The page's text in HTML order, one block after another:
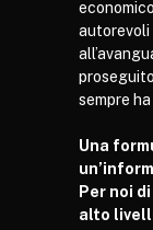
autorevoli
sempre
Una
Per noi
alto